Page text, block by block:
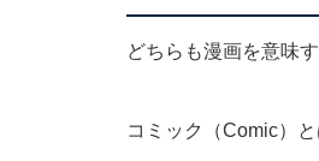
どちらも漫画を意味
コミック（Comic）